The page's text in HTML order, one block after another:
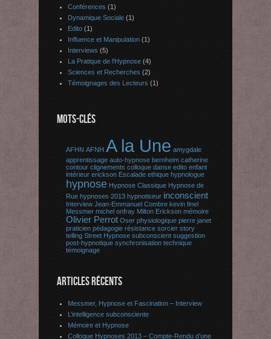
Conférences (1)
Dynamique Sociale (1)
Edito (1)
Influence et Manipulation (1)
Interviews (5)
La Pratique de l'Hypnose (4)
Sciences et Recherches (2)
Témoignages des Lecteurs (1)
MOTS-CLÉS
AFHN AFNH A la Une amygdale
apprentissage auto-hypnose bernheim catherine
contour clignements colloque danse edito enfant
intérieur erickson Escalade ethique hypnologue
hypnose Hypnose Classique Hypnose de
Rue hypnoses 2013 hypnotiseur inconscient
Interview Jean-Emmanuel Combre kevin finel
Messmer michel onfray Milton Erickson mémoire
Olivier Perrot Oser physiologique pierre janet
praticien pédagogie résistance sorcier story
telling Street Hypnose subconscient suggestion
post-hypnotique synchronisation technique
témoignage
ARTICLES RÉCENTS
Messmer, Hypnose et Fascination – Interview
L’intelligence subconsciente
Mémoire et Hypnose
Colloque Hypnoses 2013 – Compte-Rendu d’une